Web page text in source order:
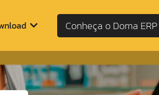
Conheça o Doma ERP